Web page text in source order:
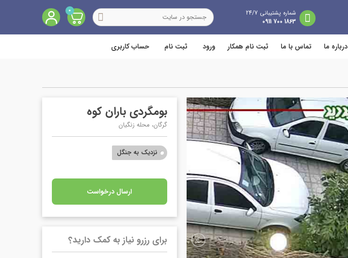
شماره پشتیبانی 24/7
1863 700 0911
0
درباره ما تماس با ما ثبت نام همکار ورود ثبت نام حساب کاربری
بومگردی باران کوه
گرگان، محله زنگیان
نزدیک به جنگل
ارسال درخواست
برای رزرو نیاز به کمک دارید؟